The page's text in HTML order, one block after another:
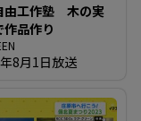
由工作塾 木の実
品作り
8月1日放送